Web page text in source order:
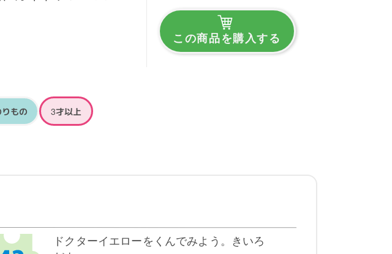
この商品を購入する
りもの 3才以上
ドクターイエローをくんでみよう。きいろ